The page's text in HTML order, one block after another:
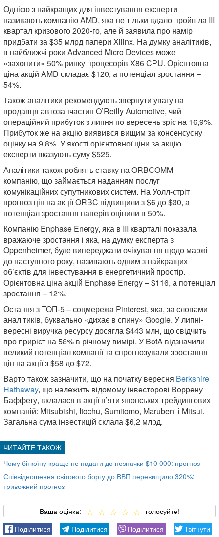
Однією з найкращих для інвестування експерти
називають компанію AMD, яка не тільки вдало пройшла III
квартал кризового 2020-го, але й заявила про намір
придбати за $35 млрд папери Xilinx. На думку аналітиків,
в найближчі роки Advanced Micro Devices може
«захопити» 50% ринку процесорів X86 CPU. Орієнтовна
ціна акцій AMD складає $120, а потенціал зростання –
54%.
Також аналітики рекомендують звернути увагу на
продавця автозапчастин O’Reilly Automotive, чий
операційний прибуток з липня по вересень зріс на 16,9%.
Прибуток же на акцію виявився вищим за консенсусну
оцінку на 9,8%. У якості орієнтовної ціни за акцію
експерти вказують суму $525.
Аналітики також роблять ставку на ORBCOMM –
компанію, що займається наданням послуг
комунікаційних супутникових систем. На Уолл-стріт
прогноз цін на акції ORBC підвищили з $6 до $30, а
потенціал зростання паперів оцінили в 50%.
Компанію Enphase Energy, яка в III кварталі показала
вражаюче зростання і яка, на думку експерта з
Oppenheimer, буде випереджати очікування щодо маржі
до наступного року, називають одним з найкращих
об’єктів для інвестування в енергетичний простір.
Орієнтовна ціна акцій Enphase Energy – $116, а потенціал
зростання – 12%.
Остання з ТОП-5 – соцмережа Pinterest, яка, за словами
аналітиків, буквально «дихає в спину» Google. У липні-
вересні виручка ресурсу досягла $443 млн, що свідчить
про приріст на 58% в річному вимірі. У BofA відзначили
великий потенціал компанії та спрогнозували зростання
цін на акції з $58 до $72.
Варто також зазначити, що на початку вересня Berkshire
Hathaway, що належить відомому інвесторові Воррену
Баффету, вклалася в акції п’яти японських трейдингових
компаній: Mitsubishi, Itochu, Sumitomo, Marubeni і Mitsui.
Загальна сума інвестицій склала $6,2 млрд.
Чому біткоїну краще не падати до позначки $10 000: прогноз
Співвідношення світового боргу до ВВП перевищило 320%:
тривожний прогноз